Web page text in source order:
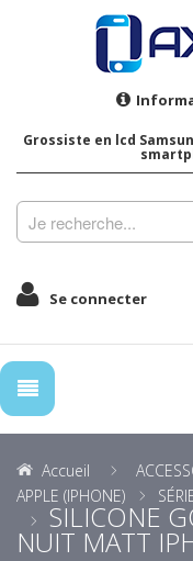
Grossiste en lcd
Se connecter
Accueil
APPLE (IPHONE)
SILICONE
NUIT MATT